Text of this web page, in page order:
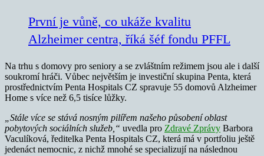
První je vůně, co ukáže kvalitu
Alzheimer centra, říká šéf fondu PFFL
Na trhu s domovy pro seniory a se zvláštním režimem jsou ale i další
soukromí hráči. Vůbec největším je investiční skupina Penta, která
prostřednictvím Penta Hospitals CZ spravuje 55 domovů Alzheimer
Home s více než 6,5 tisíce lůžky.
„Stále více se stává nosným pilířem našeho působení oblast
pobytových sociálních služeb,“ uvedla pro Zdravé Zprávy Barbora
Vaculíková, ředitelka Penta Hospitals CZ, která má v portfoliu ještě
jedenáct nemocnic, z nichž mnohé se specializují na následnou